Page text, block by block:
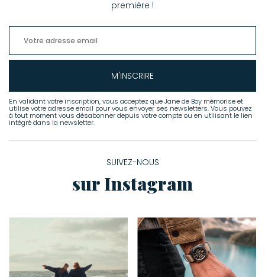
première !
M'INSCRIRE
En validant votre inscription, vous acceptez que Jane de Boy mémorise et
utilise votre adresse email pour vous envoyer ses newsletters. Vous pouvez
à tout moment vous désabonner depuis votre compte ou en utilisant le lien
intégré dans la newsletter.
SUIVEZ-NOUS
sur Instagram